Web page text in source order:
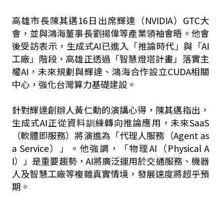
高雄市長陳其邁16日出席輝達（NVIDIA）GTC大
會，並與鴻海董事長劉揚偉等產業領袖會晤。他會
後受訪表示，生成式AI已進入「推論時代」與「AI
工廠」階段，高雄正透過「智慧燈塔計畫」落實主
權AI，未來規劃與輝達、鴻海合作設立CUDA相關
中心，強化台灣算力基礎建設。
針對輝達創辦人黃仁勳的演講心得，陳其邁指出，
生成式AI正從資料訓練轉向推論應用，未來SaaS
（軟體即服務）將演進為「代理人服務（Agent as
a Service）」。他強調，「物理AI（Physical A
I）」是重要趨勢，AI將廣泛運用於交通服務、機器
人及智慧工廠等複雜真實情境，發展速度將超乎預
期。